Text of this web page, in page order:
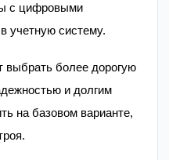
с цифровыми
учетную систему.
выбрать более дорогую
и долгим
на базовом варианте,